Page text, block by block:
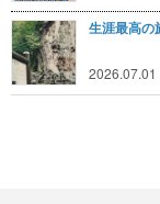
生涯最高
2026.07.01